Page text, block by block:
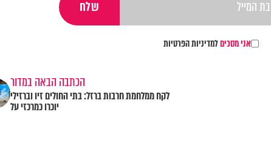
אני מסכיםלמדיניות הפרטיות
הכתבה הבאה במדור
לקח ממלחמת חרבות ברזל: בתי החולים זיו וברזילי
יוכרו כמרכזי על